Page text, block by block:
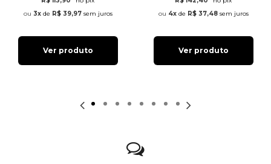
3xde R$ 39,97sem juros
Ver produto
4xde R$ 37,48sem juros
Ver produto